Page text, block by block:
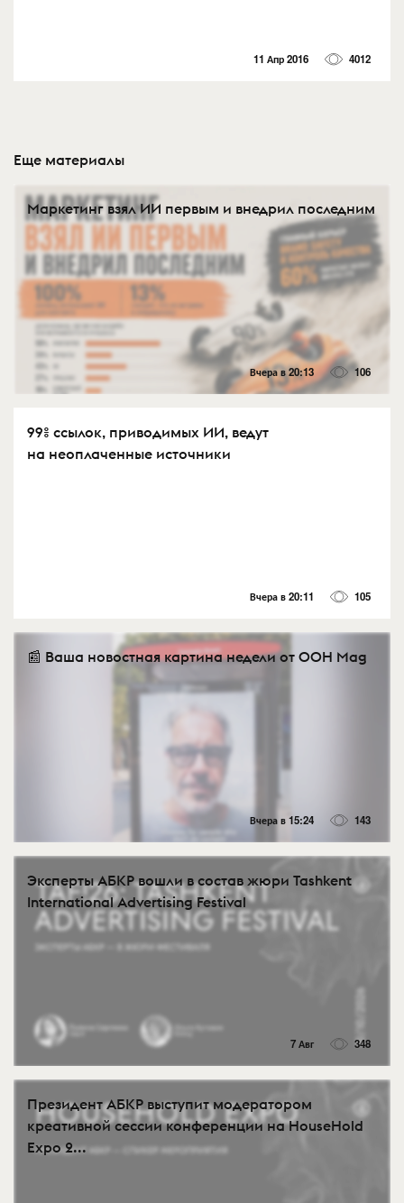
11 Апр 2016 4012
Еще материалы
Маркетинг взял ИИ первым и внедрил последним
Вчера в 20:13 106
99% ссылок, приводимых ИИ, ведут
на неоплаченные источники
Вчера в 20:11 105
📰 Ваша новостная картина недели от OOH Mag
Вчера в 15:24 143
Эксперты АБКР вошли в состав жюри Tashkent
International Advertising Festival
7 Авг 348
Президент АБКР выступит модератором
креативной сессии конференции на HouseHold
Expo 2...